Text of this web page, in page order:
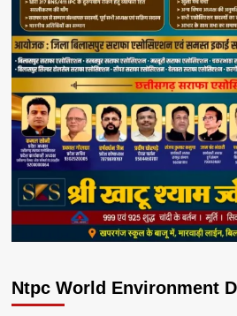
Ntpc World Environment